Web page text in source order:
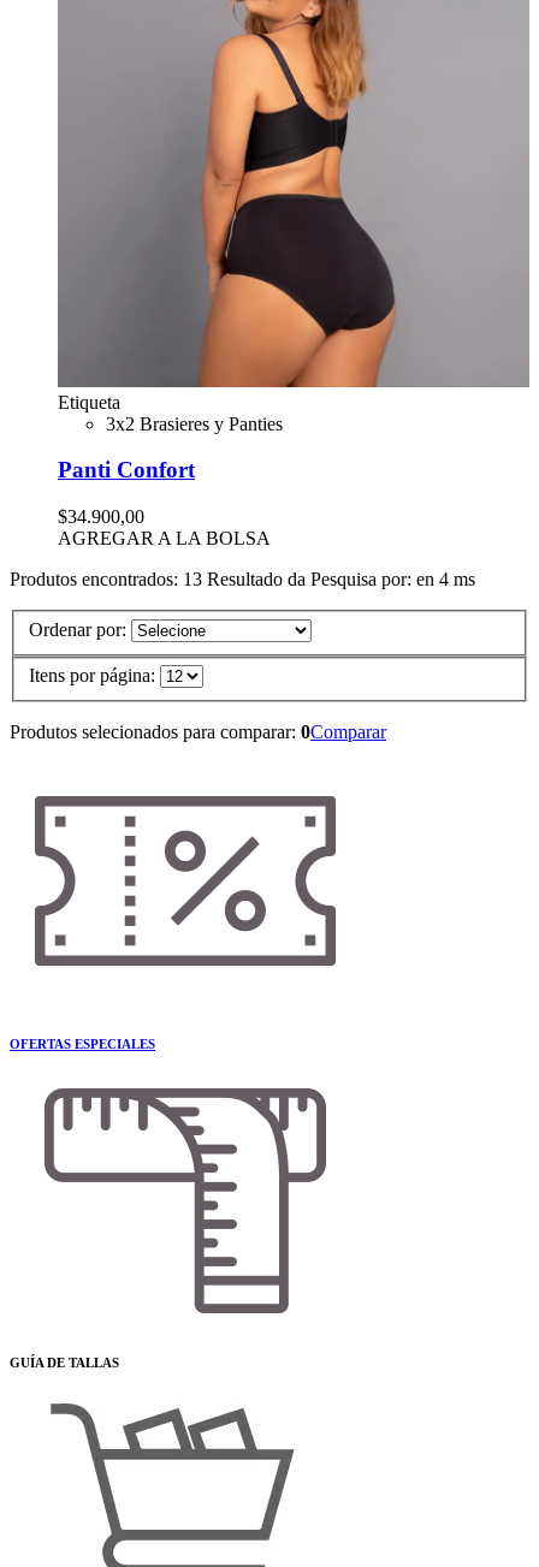
Etiqueta
3x2 Brasieres y Panties
Panti Confort
$34.900,00
AGREGAR A LA BOLSA
Produtos encontrados: 13 Resultado da Pesquisa por: en 4 ms
Ordenar por:
Itens por página:
Produtos selecionados para comparar: 0Comparar
OFERTAS ESPECIALES
GUÍA DE TALLAS